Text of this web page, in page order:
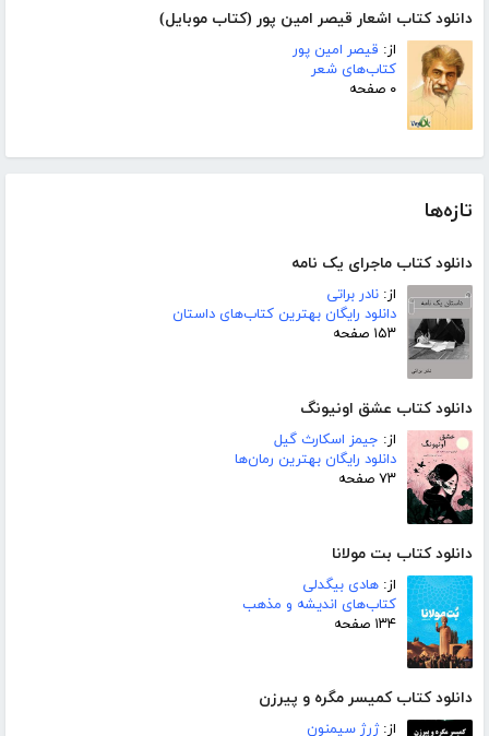
دانلود کتاب اشعار قیصر امین پور (کتاب موبایل)
از: قیصر امین پور
کتاب‌های شعر
۰ صفحه
تازه‌ها
دانلود کتاب ماجرای یک نامه
از: نادر براتی
دانلود رایگان بهترین کتاب‌های داستان
۱۵۳ صفحه
دانلود کتاب عشق اونیونگ
از: جیمز اسکارث گیل
دانلود رایگان بهترین رمان‌ها
۷۳ صفحه
دانلود کتاب بت مولانا
از: هادی بیگدلی
کتاب‌های اندیشه و مذهب
۱۳۴ صفحه
دانلود کتاب کمیسر مگره و پیرزن
از:ژرژ سیمنون